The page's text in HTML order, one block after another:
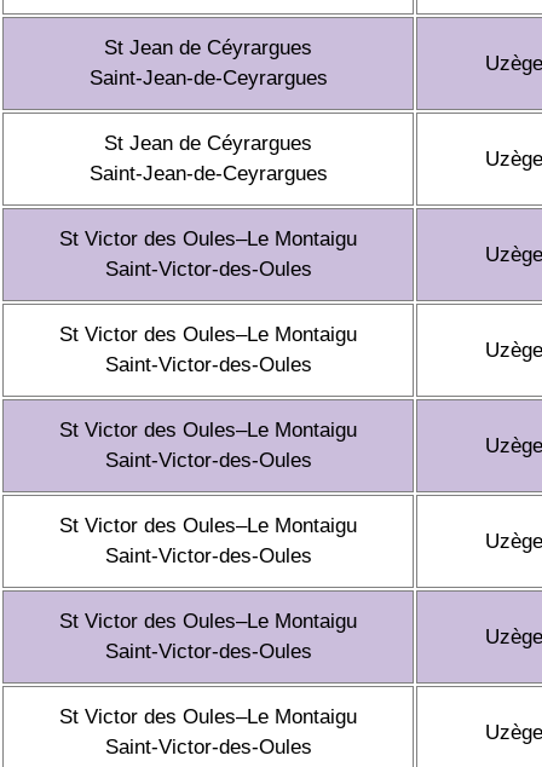
St Jean de Céyrargues
Saint-Jean-de-Ceyrargues
Uzège
St Jean de Céyrargues
Saint-Jean-de-Ceyrargues
Uzège
St Victor des Oules–Le Montaigu
Saint-Victor-des-Oules
Uzège
St Victor des Oules–Le Montaigu
Saint-Victor-des-Oules
Uzège
St Victor des Oules–Le Montaigu
Saint-Victor-des-Oules
Uzège
St Victor des Oules–Le Montaigu
Saint-Victor-des-Oules
Uzège
St Victor des Oules–Le Montaigu
Saint-Victor-des-Oules
Uzège
St Victor des Oules–Le Montaigu
Saint-Victor-des-Oules
Uzège